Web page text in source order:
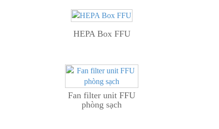
HEPA Box FFU
Fan filter unit FFU
phòng sạch